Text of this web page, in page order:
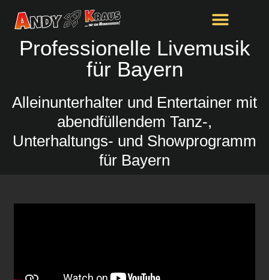
Professionelle Livemusik
für Bayern
Alleinunterhalter und Entertainer mit
abendfüllendem Tanz-,
Unterhaltungs- und Showprogramm
für Bayern